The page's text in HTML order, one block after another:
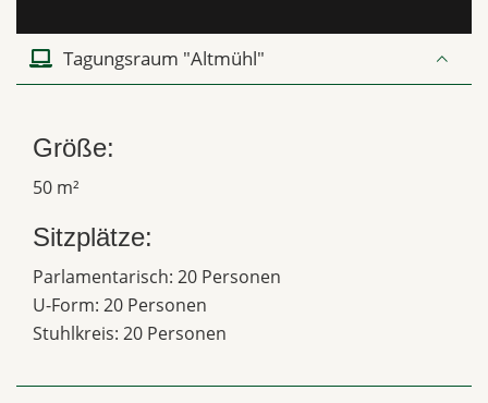
Tagungsraum "Altmühl"
Größe:
50 m²
Sitzplätze:
Parlamentarisch: 20 Personen
U-Form: 20 Personen
Stuhlkreis: 20 Personen